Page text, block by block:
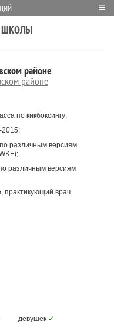
≡
ШКОЛЫ
районе
районе
по кикбоксингу;
2015;
различным версиям
различным версиям
практикующий врач
девушек ✓